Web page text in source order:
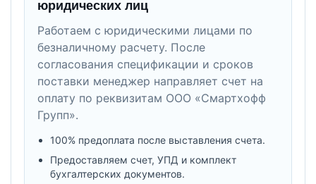
юридических лиц
Работаем с юридическими лицами по
безналичному расчету. После
согласования спецификации и сроков
поставки менеджер направляет счет на
оплату по реквизитам ООО «Смартхофф
Групп».
100% предоплата после выставления счета.
Предоставляем счет, УПД и комплект
бухгалтерских документов.